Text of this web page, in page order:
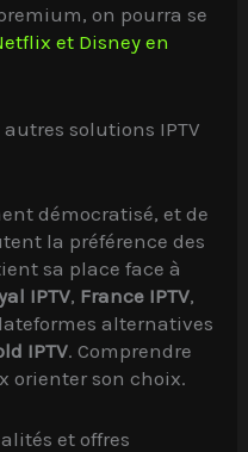
on pourra se
et Disney en
solutions IPTV
démocratisé, et de
la préférence des
sa place face à
IPTV, France IPTV,
alternatives
IPTV. Comprendre
orienter son choix.
et offres